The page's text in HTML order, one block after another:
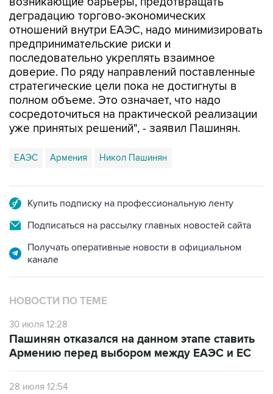
деградацию торгово-экономических
отношений внутри ЕАЭС, надо минимизировать
предпринимательские риски и
последовательно укреплять взаимное
доверие. По ряду направлений поставленные
стратегические цели пока не достигнуты в
полном объеме. Это означает, что надо
сосредоточиться на практической реализации
уже принятых решений", - заявил Пашинян.
ЕАЭС Армения Никол Пашинян
Купить подписку на профессиональную ленту
Подписаться на рассылку главных новостей сайта
Получать оперативные новости в официальном
канале
НОВОСТИ ПО ТЕМЕ
30 июля 12:28
Пашинян отказался на данном этапе ставить
Армению перед выбором между ЕАЭС и ЕС
28 июля 12:54